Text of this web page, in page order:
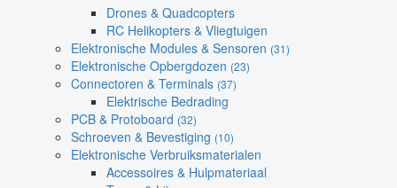
Drones & Quadcopters
RC Helikopters & Vliegtuigen
Elektronische Modules & Sensoren (31)
Elektronische Opbergdozen (23)
Connectoren & Terminals (37)
Elektrische Bedrading
PCB & Protoboard (32)
Schroeven & Bevestiging (10)
Elektronische Verbruiksmaterialen
Accessoires & Hulpmateriaal